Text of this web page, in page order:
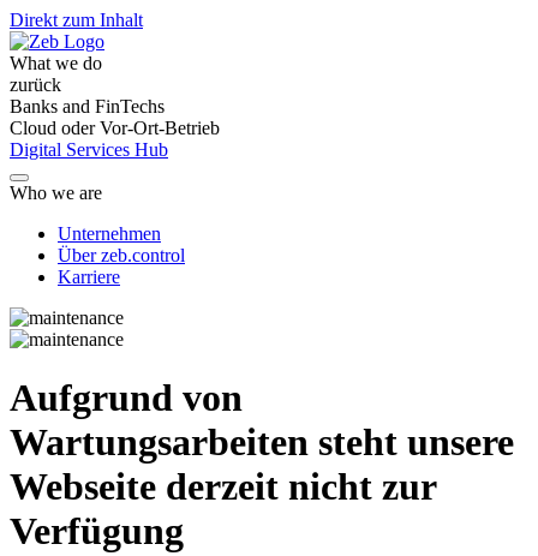
Direkt zum Inhalt
What we do
zurück
Banks and FinTechs
Cloud oder Vor-Ort-Betrieb
Digital Services Hub
Who we are
Unternehmen
Über zeb.control
Karriere
Aufgrund von
Wartungsarbeiten steht unsere
Webseite derzeit nicht zur
Verfügung